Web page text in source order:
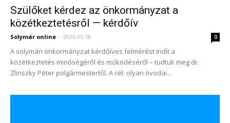
Szülőket kérdez az önkormányzat a
közétkeztetésről — kérdőív
Solymár online - 2026.05.18. 0
A solymári önkormányzat kérdőíves felmérést indít a
közétkeztetés minőségéről és működéséről – tudtuk meg dr.
Zlinszky Péter polgármestertől. A cél: olyan óvodai...